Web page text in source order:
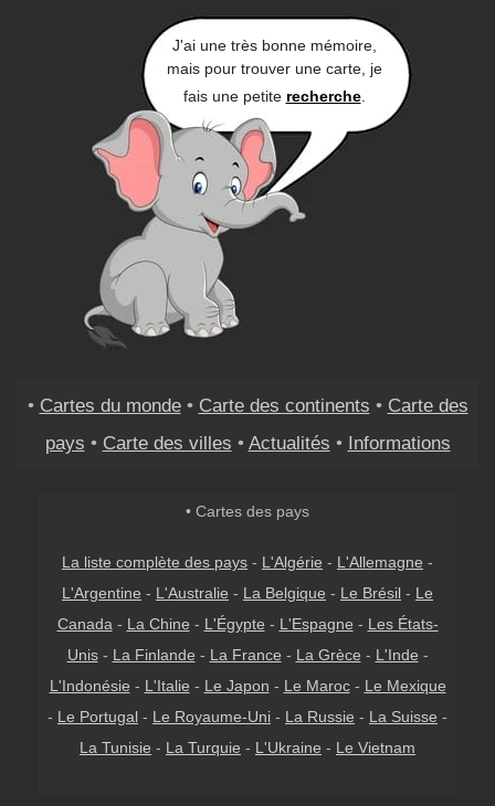
J'ai une très bonne mémoire,
mais pour trouver une carte, je
fais une petite recherche.
• Cartes du monde• Carte des continents • Carte des
pays • Carte des villes • Actualités • Informations
• Cartes des pays
La liste complète des pays - L'Algérie - L'Allemagne -
L'Argentine - L'Australie - La Belgique - Le Brésil - Le
Canada - La Chine - L'Égypte - L'Espagne - Les États-
Unis- La Finlande - La France - La Grèce - L'Inde -
L'Indonésie - L'Italie - Le Japon - Le Maroc- Le Mexique
- Le Portugal - Le Royaume-Uni - La Russie - La Suisse -
La Tunisie - La Turquie - L'Ukraine - Le Vietnam